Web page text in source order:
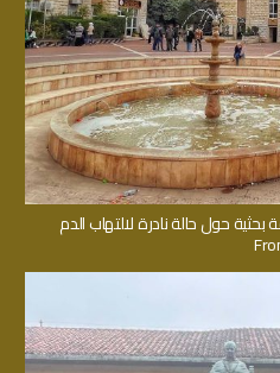
حول حالة نادرة لالتهاب الدم